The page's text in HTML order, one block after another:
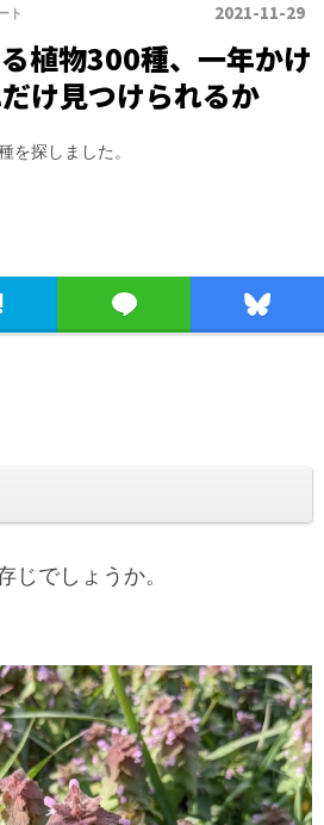
ト 2021-11-29
植物300種、一年かけ
け見つけられるか
を探しました。
じでしょうか。